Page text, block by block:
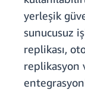
yerleşik
sunucusuz
replikası,
replikasyon